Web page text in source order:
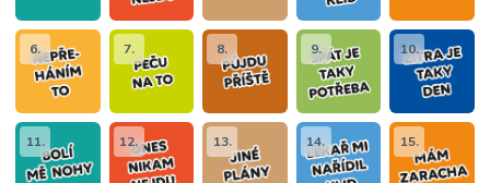
6. 7. 8. 9. 10.
11. 12. 13. 14. 15.